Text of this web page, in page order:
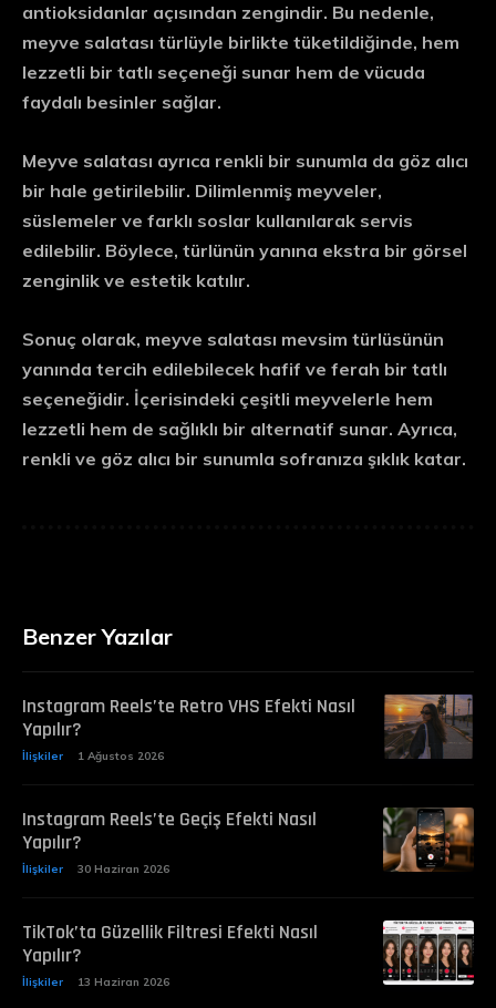
antioksidanlar açısından zengindir. Bu nedenle,
meyve salatası türlüyle birlikte tüketildiğinde, hem
lezzetli bir tatlı seçeneği sunar hem de vücuda
faydalı besinler sağlar.
Meyve salatası ayrıca renkli bir sunumla da göz alıcı
bir hale getirilebilir. Dilimlenmiş meyveler,
süslemeler ve farklı soslar kullanılarak servis
edilebilir. Böylece, türlünün yanına ekstra bir görsel
zenginlik ve estetik katılır.
Sonuç olarak, meyve salatası mevsim türlüsünün
yanında tercih edilebilecek hafif ve ferah bir tatlı
seçeneğidir. İçerisindeki çeşitli meyvelerle hem
lezzetli hem de sağlıklı bir alternatif sunar. Ayrıca,
renkli ve göz alıcı bir sunumla sofranıza şıklık katar.
Benzer Yazılar
Instagram Reels’te Retro VHS Efekti Nasıl
Yapılır?
İlişkiler 1 Ağustos 2026
Instagram Reels’te Geçiş Efekti Nasıl
Yapılır?
İlişkiler 30 Haziran 2026
TikTok’ta Güzellik Filtresi Efekti Nasıl
Yapılır?
İlişkiler 13 Haziran 2026